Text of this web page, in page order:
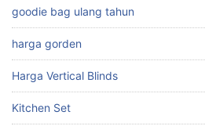
goodie bag ulang tahun
harga gorden
Harga Vertical Blinds
Kitchen Set